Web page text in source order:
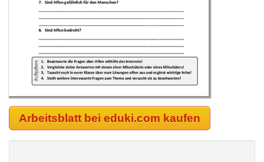
Arbeitsblatt bei eduki.com kaufen